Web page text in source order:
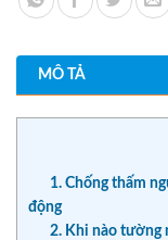
MÔ TẢ
1. Chống thấm
động
2. Khi nào tường